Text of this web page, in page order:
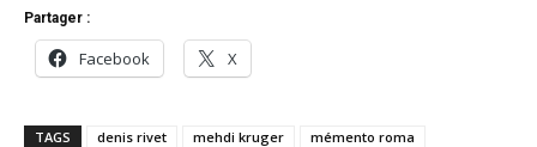
Partager :
Facebook X
TAGS denis rivet mehdi kruger mémento roma